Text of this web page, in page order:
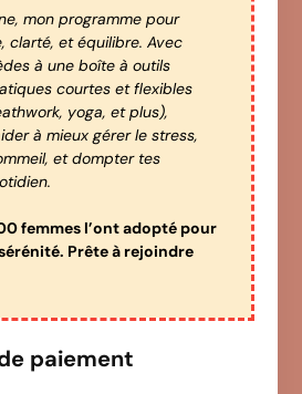
mon programme pour
clarté, et équilibre. Avec
à une boîte à outils
courtes et flexibles
yoga, et plus),
à mieux gérer le stress,
et dompter tes
femmes l’ont adopté pour
Prête à rejoindre
paiement